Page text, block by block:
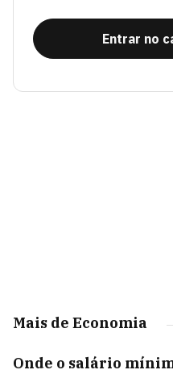
Entrar no
Mais de Economia
Onde o salário